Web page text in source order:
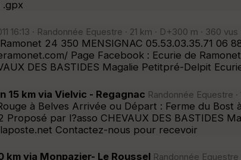
.gpx
16:13 · Randonnée Equestre · 21 km · D+300 m · 360
24 350 MENSIGNAC 05.53.03.35.71 06
Page Facebook : Ecurie de
DES BASTIDES Magalie Petitpré-Delpit
15 km via Vielvic - Regagnac Randonnée Equestre ·
à Belves Arrivée ou Départ : Ferme du
par l?asso CHEVAUX DES BASTIDES
Contactez-nous pour recevoir
km via Monpazier- Le Roussel Randonnée Equestre